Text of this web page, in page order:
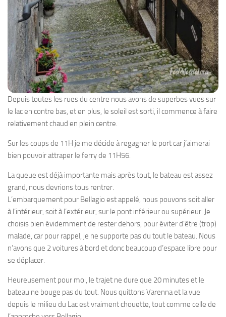
Depuis toutes les rues du centre nous avons de superbes vues sur
le lac en contre bas, et en plus, le soleil est sorti, il commence à faire
relativement chaud en plein centre.
Sur les coups de 11H je me décide à regagner le port car j’aimerai
bien pouvoir attraper le ferry de 11H56.
La queue est déjà importante mais après tout, le bateau est assez
grand, nous devrions tous rentrer.
L’embarquement pour Bellagio est appelé, nous pouvons soit aller
à l’intérieur, soit à l’extérieur, sur le pont inférieur ou supérieur. Je
choisis bien évidemment de rester dehors, pour éviter d’être (trop)
malade, car pour rappel, je ne supporte pas du tout le bateau. Nous
n’avons que 2 voitures à bord et donc beaucoup d’espace libre pour
se déplacer.
Heureusement pour moi, le trajet ne dure que 20 minutes et le
bateau ne bouge pas du tout. Nous quittons Varenna et la vue
depuis le milieu du Lac est vraiment chouette, tout comme celle de